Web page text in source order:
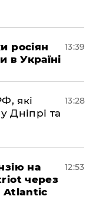
росіян
в Україні
13:39
які
Дніпрі та
13:28
на
через
Atlantic
12:53